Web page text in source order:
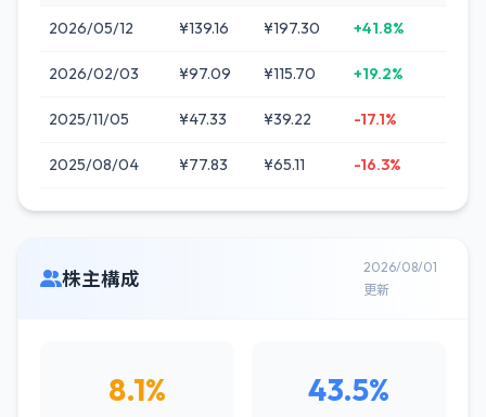
2026/05/12 ¥139.16 ¥197.30 +41.8%
2026/02/03 ¥97.09 ¥115.70 +19.2%
2025/11/05 ¥47.33 ¥39.22 -17.1%
2025/08/04 ¥77.83 ¥65.11 -16.3%
株主構成
2026/08/01
更新
8.1% 43.5%